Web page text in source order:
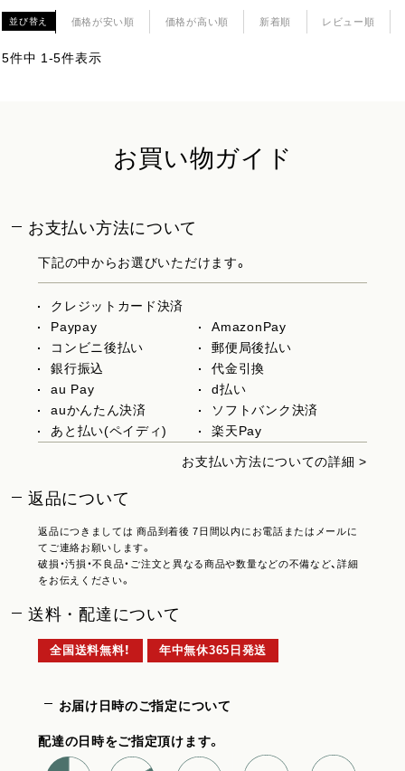
並び替え 価格が安い順 価格が高い順 新着順 レビュー順
5件中 1 -5件表示
お買い物ガイド
お支払い方法について
下記の中からお選びいただけます。
クレジットカード決済
Paypay
AmazonPay
コンビニ後払い
郵便局後払い
銀行振込
代金引換
au Pay
d払い
auかんたん決済
ソフトバンク決済
あと払い(ペイディ)
楽天Pay
お支払い方法についての詳細 >
返品について
返品につきましては 商品到着後 7日間以内にお電話またはメールに
てご連絡お願いします。
破損・汚損・不良品・ご注文と異なる商品や数量などの不備など、詳細
をお伝えください。
送料・配達について
全国送料無料！ 年中無休365日発送
お届け日時のご指定について
配達の日時をご指定頂けます。